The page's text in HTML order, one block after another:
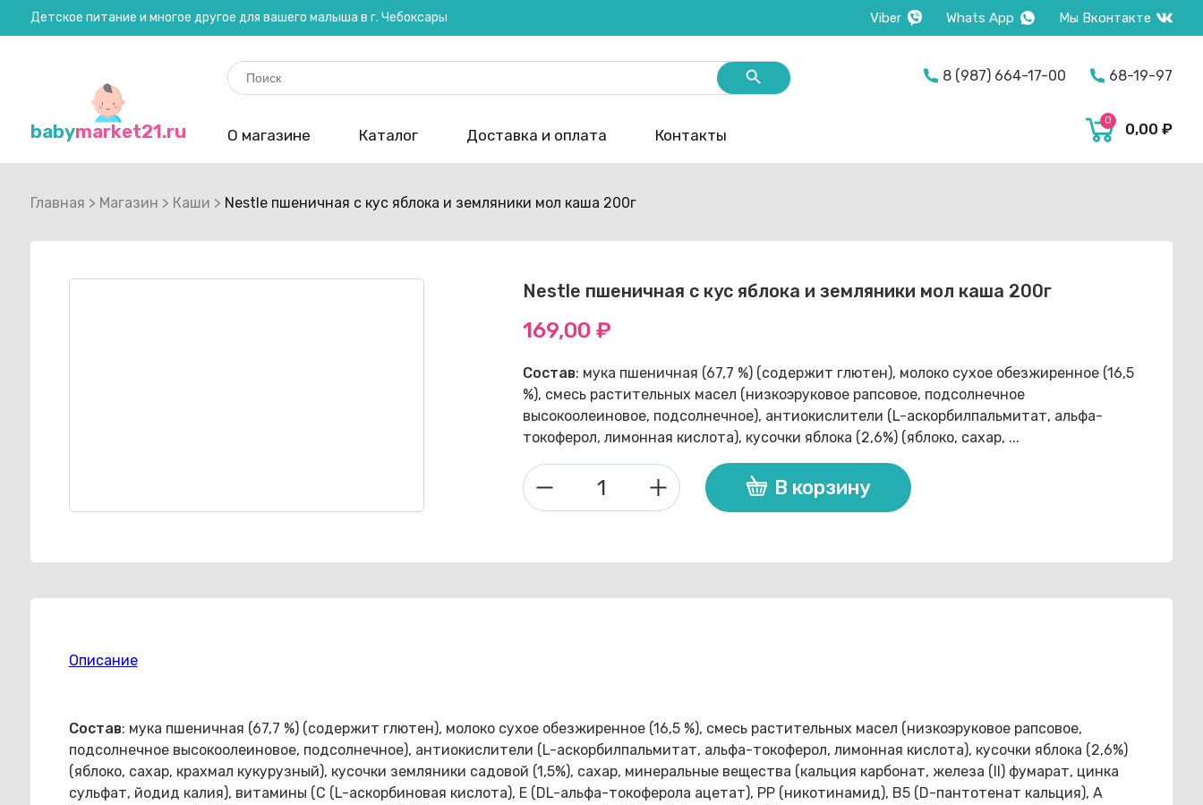
Детское питание и многое другое для вашего малыша в г. Чебоксары Viber Whats App Мы Вконтакте
babymarket21.ru
Search
for:
Search Button 8 (987) 664-17-00 68-19-97
О магазине Каталог Доставка и оплата Контакты
0 0,00₽
Главная > Магазин > Каши > Nestle пшеничная с кус яблока и земляники мол каша 200г
Nestle пшеничная с кус яблока и земляники мол каша 200г
169,00 ₽
Состав: мука пшеничная (67,7 %) (содержит глютен), молоко сухое обезжиренное (16,5
%), смесь растительных масел (низкоэруковое рапсовое, подсолнечное
высокоолеиновое, подсолнечное), антиокислители (L-аскорбилпальмитат, альфа-
токоферол, лимонная кислота), кусочки яблока (2,6%) (яблоко, сахар, ...
Количество
пшеничная
кус
200г
В корзину
Описание
Состав: мука пшеничная (67,7 %) (содержит глютен), молоко сухое обезжиренное (16,5 %), смесь растительных масел (низкоэруковое рапсовое,
подсолнечное высокоолеиновое, подсолнечное), антиокислители (L-аскорбилпальмитат, альфа-токоферол, лимонная кислота), кусочки яблока (2,6%)
(яблоко, сахар, крахмал кукурузный), кусочки земляники садовой (1,5%), сахар, минеральные вещества (кальция карбонат, железа (II) фумарат, цинка
сульфат, йодид калия), витамины (С (L-аскорбиновая кислота), E (DL-альфа-токоферола ацетат), РР (никотинамид), B5 (D-пантотенат кальция), A